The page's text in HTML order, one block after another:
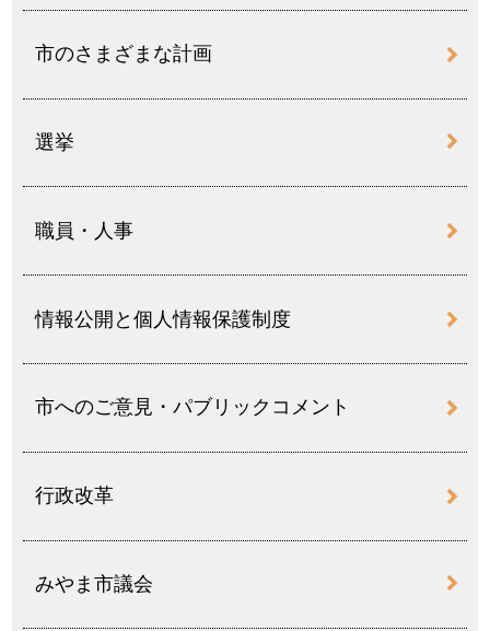
市のさまざまな計画
選挙
職員・人事
情報公開と個人情報保護制度
市へのご意見・パブリックコメント
行政改革
みやま市議会